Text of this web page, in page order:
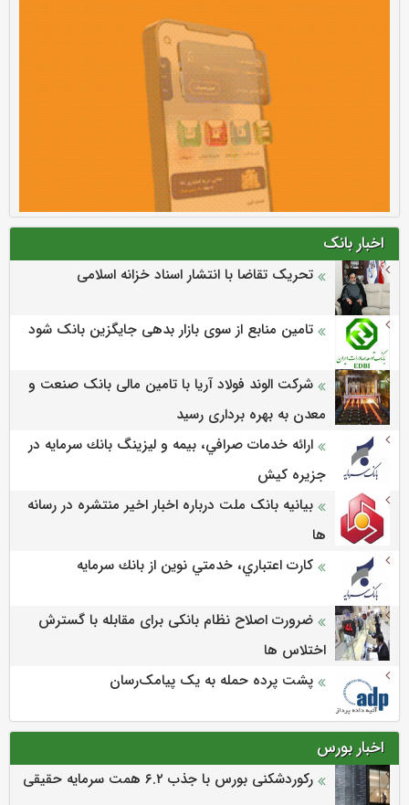
اخبار بانک
تحریک تقاضا با انتشار اسناد خزانه اسلامی
تامین منابع از سوی بازار بدهی جایگزین بانک شود
شرکت الوند فولاد آریا با تامین مالی بانک صنعت و
معدن به بهره برداری رسید
ارائه خدمات صرافي، بيمه و ليزينگ بانك سرمايه در
جزيره كيش
بیانیه بانک ملت درباره اخبار اخیر منتشره در رسانه
ها
كارت اعتباري، خدمتي نوين از بانك سرمايه
ضرورت اصلاح نظام بانکی برای مقابله با گسترش
اختلاس ها
پشت پرده حمله به یک پیامک‌رسان
اخبار بورس
رکوردشکنی بورس با جذب ۶.۲ همت سرمایه حقیقی